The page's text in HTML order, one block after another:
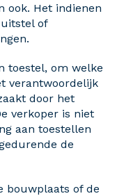
ook. Het indienen
of
toestel, om welke
verantwoordelijk
door het
verkoper is niet
aan toestellen
de
bouwplaats of de